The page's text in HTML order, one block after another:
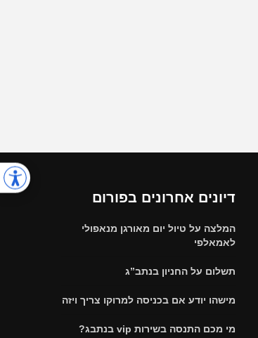
דיונים אחרונים בפורום
המלצה על טיול יום מאורגן מנאפולי
לאמאלפי
תשלום על החניון בנתב”ג
מישהו יודע אם בכניסה למרוקו צריך ויזה
מי מכם התנסה בשירות vip בנתבג?